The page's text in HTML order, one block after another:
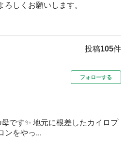
投稿105件
フォローする
です✨ 地元に根差したカイロプ
ンをやっ...